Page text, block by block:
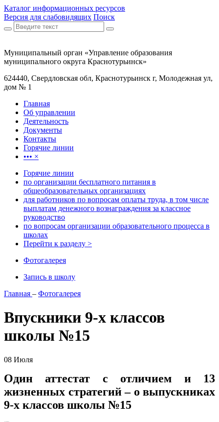
Каталог информационных ресурсов
Версия для слабовидящих Поиск
Муниципальный орган «Управление образования
муниципального округа Краснотурьинск»
624440, Свердловская обл, Краснотурьинск г, Молодежная ул,
дом № 1
Главная
Об управлении
Деятельность
Документы
Контакты
Горячие линии
••• ×
Горячие линии
по организации бесплатного питания в
общеобразовательных организациях
для работников по вопросам оплаты труда, в том числе
выплатам денежного вознаграждения за классное
руководство
по вопросам организации образовательного процесса в
школах
Перейти к разделу >
Фотогалерея
Запись в школу
Главная – Фотогалерея
Впускники 9-х классов
школы №15
08 Июля
Один аттестат с отличием и 13
жизненных стратегий – о выпускниках
9-х классов школы №15